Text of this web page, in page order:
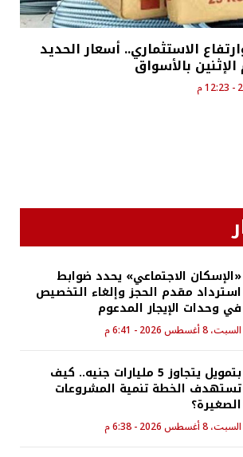
الاستثماري.. أسعار الحديد
بالأسواق
«الإسكان الاجتماعي» يحدد ضوابط
استرداد مقدم الحجز وإلغاء التخصيص
في وحدات الإيجار المدعوم
السبت، 8 أغسطس 2026 - 6:41 م
بتمويل يتجاوز 5 مليارات جنيه.. كيف
تستهدف الخطة تنمية المشروعات
الصغيرة؟
السبت، 8 أغسطس 2026 - 6:38 م